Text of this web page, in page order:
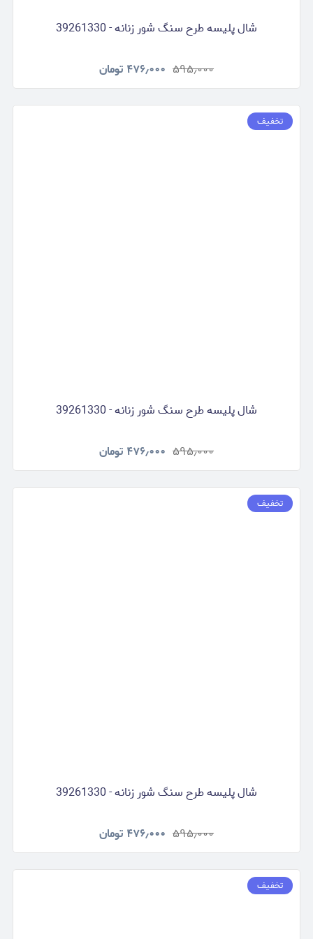
شال پلیسه طرح سنگ شور زنانه - 39261330
۵۹۵٫۰۰۰ ۴۷۶٫۰۰۰ تومان
تخفیف
شال پلیسه طرح سنگ شور زنانه - 39261330
۵۹۵٫۰۰۰ ۴۷۶٫۰۰۰ تومان
تخفیف
شال پلیسه طرح سنگ شور زنانه - 39261330
۵۹۵٫۰۰۰ ۴۷۶٫۰۰۰ تومان
تخفیف